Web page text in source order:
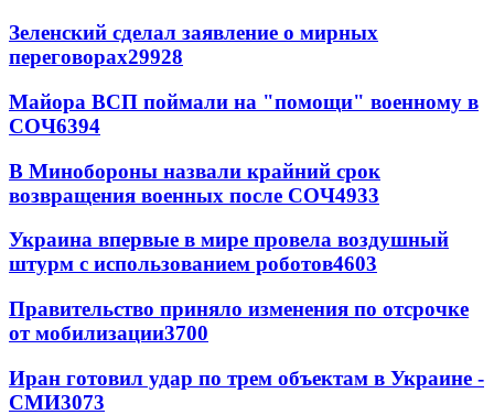
Зеленский сделал заявление о мирных
переговорах29928
Майора ВСП поймали на "помощи" военному в
СОЧ6394
В Минобороны назвали крайний срок
возвращения военных после СОЧ4933
Украина впервые в мире провела воздушный
штурм с использованием роботов4603
Правительство приняло изменения по отсрочке
от мобилизации3700
Иран готовил удар по трем объектам в Украине -
СМИ3073